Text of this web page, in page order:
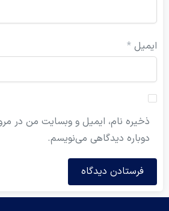
نام، ایمیل و وبسایت من در مرورگر برای
دیدگاهی می‌نویسم.